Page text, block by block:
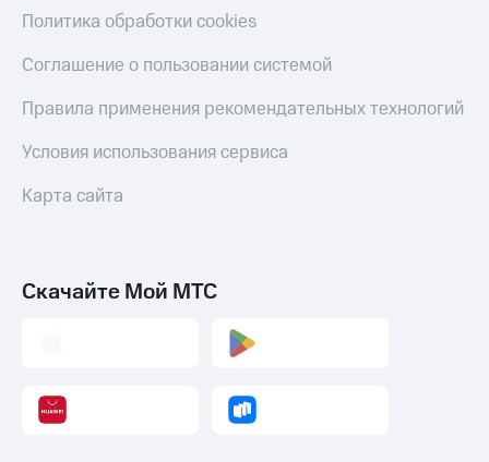
Политика обработки cookies
Соглашение о пользовании системой
Правила применения рекомендательных технологий
Условия использования сервиса
Карта сайта
Скачайте Мой МТС